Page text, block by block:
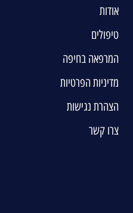
אודות
טיפולים
המרפאה בחיפה
מדיניות הפרטיות
הצהרת נגישות
צרו קשר